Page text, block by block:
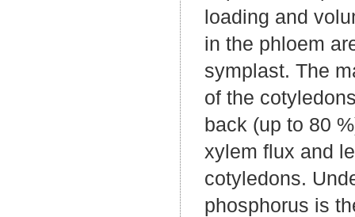
loading and
in the phloem
symplast. The
of the
back (up to 80
xylem flux and
cotyledons.
phosphorus is